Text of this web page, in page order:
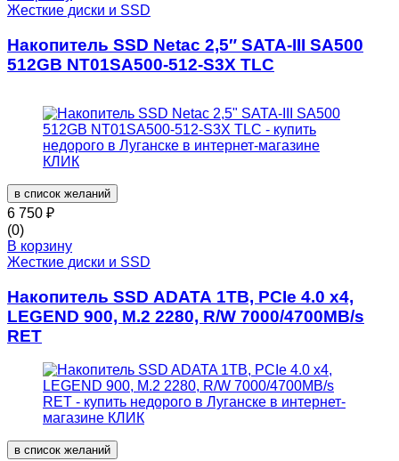
Жесткие диски и SSD
Накопитель SSD Netac 2,5″ SATA-III SA500
512GB NT01SA500-512-S3X TLC
в список желаний
6 750 ₽
(0)
В корзину
Жесткие диски и SSD
Накопитель SSD ADATA 1TB, PCIe 4.0 x4,
LEGEND 900, M.2 2280, R/W 7000/4700MB/s
RET
в список желаний